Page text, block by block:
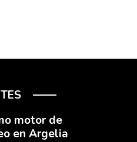
motor de
en Argelia